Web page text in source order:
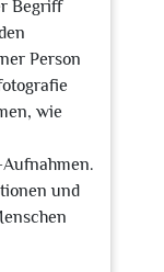
Begriff
Person
wie
und